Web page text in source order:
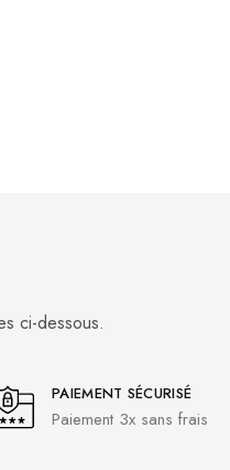
ci-dessous.
PAIEMENT SÉCURISÉ
Paiement 3x sans frais